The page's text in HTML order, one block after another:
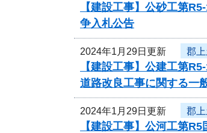
【建設工事】公砂工第
争入札公告
2024年1月29日更新 郡
【建設工事】公建工第
道路改良工事に関する一
2024年1月29日更新 郡
【建設工事】公河工第